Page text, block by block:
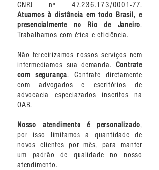
CNPJ nº 47.236.173/0001-77.
Atuamos à distância em todo Brasil, e
presencialmente no Rio de Janeiro.
Trabalhamos com ética e eficiência.
Não terceirizamos nossos serviços nem
intermediamos sua demanda. Contrate
com segurança. Contrate diretamente
com advogados e escritórios de
advocacia especiazados inscritos na
OAB.
Nosso atendimento é personalizado,
por isso limitamos a quantidade de
novos clientes por mês, para manter
um padrão de qualidade no nosso
atendimento.